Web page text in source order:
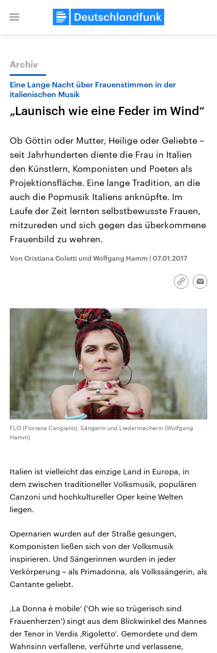
Close
Themen
Landtagswahl Sachsen-Anhalt
Alle Informationen
Sachsen-Anhalt wählt am 6.
September 2026 einen neuen
Landtag. Seit 2021 wird das
Bundesland von einer Koalition aus
CDU, SPD und FDP regiert.-
Wahlprogramme, aktuelle Berichte
und Kandidaten der anstehenden
Wahl.
USA
Hintergründe
Wirtschaftlich und
gehören die Vereinigten
den mächtigsten Ländern
mit großem Einfluss auf
aktuelle Weltgeschehen.
Archiv
Eine Lange Nacht über Frauenstimmen in der
italienischen Musik
„Launisch wie eine Feder im Wind“
Ob Göttin oder Mutter, Heilige oder Geliebte –
seit Jahrhunderten diente die Frau in Italien
den Künstlern, Komponisten und Poeten als
Projektionsfläche. Eine lange Tradition, an die
auch die Popmusik Italiens anknüpfte. Im
Laufe der Zeit lernten selbstbewusste Frauen,
mitzureden und sich gegen das überkommene
Frauenbild zu wehren.
Von Cristiana Coletti und Wolfgang Hamm | 07.01.2017
Link
FLO (Floriana Cangiano), Sängerin und Liedermacherin (Wolfgang
Hamm)
Italien ist vielleicht das einzige Land in Europa, in
dem zwischen traditioneller Volksmusik, populären
Canzoni und hochkultureller Oper keine Welten
liegen.
Opernarien wurden auf der Straße gesungen,
Komponisten ließen sich von der Volksmusik
inspirieren. Und Sängerinnen wurden in jeder
Verkörperung – als Primadonna, als Volkssängerin, als
Cantante geliebt.
‚La Donna è mobile‘ ('Oh wie so trügerisch sind
Frauenherzen') singt aus dem Blickwinkel des Mannes
der Tenor in Verdis ‚Rigoletto‘. Gemordete und dem
Wahnsinn verfallene, verführte und verlassene,